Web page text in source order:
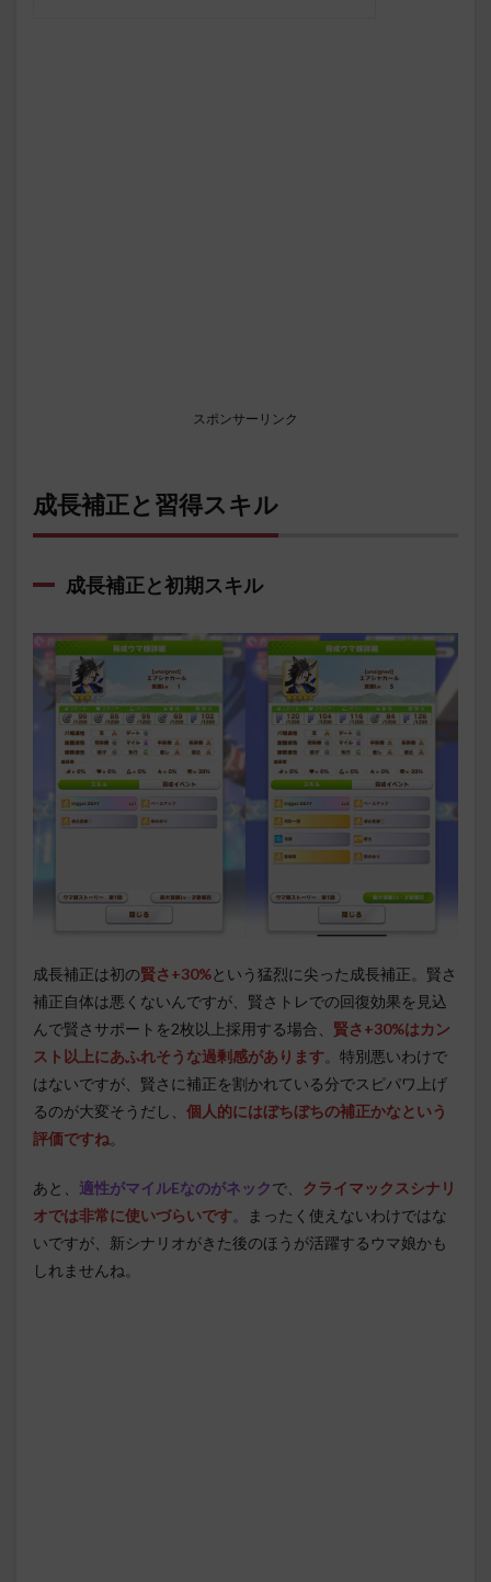
スポンサーリンク
成長補正と習得スキル
成長補正と初期スキル
成長補正は初の賢さ+30%という猛烈に尖った成長補正。賢さ
補正自体は悪くないんですが、賢さトレでの回復効果を見込
んで賢さサポートを2枚以上採用する場合、 賢さ+30%はカン
スト以上にあふれそうな過剰感があります。特別悪いわけで
はないですが、賢さに補正を割かれている分でスピパワ上げ
るのが大変そうだし、 個人的にはぼちぼちの補正かなという
評価ですね。
あと、 適性がマイルEなのがネックで、
クライマックスシナリ
オでは非常に使いづらいです。まったく使えないわけではな
いですが、新シナリオがきた後のほうが活躍するウマ娘かも
しれませんね。